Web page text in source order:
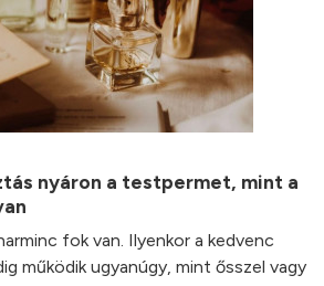
nyáron a testpermet, mint a
fok van. Ilyenkor a kedvenc
működik ugyanúgy, mint ősszel vagy